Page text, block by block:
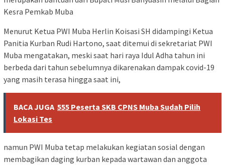
Kesra Pemkab Muba
Menurut Ketua PWI Muba Herlin Koisasi SH didampingi Ketua
Panitia Kurban Rudi Hartono, saat ditemui di sekretariat PWI
Muba mengatakan, meski saat hari raya Idul Adha tahun ini
berbeda dari tahun sebelumnya dikarenakan dampak covid-19
yang masih terasa hingga saat ini,
BACA JUGA 555 Peserta SKB CPNS Muba Sudah Pilih
Lokasi Tes
namun PWI Muba tetap melakukan kegiatan sosial dengan
membagikan daging kurban kepada wartawan dan anggota